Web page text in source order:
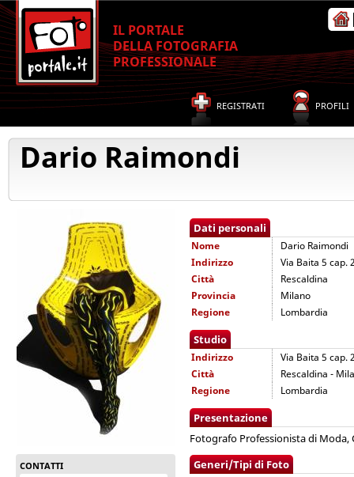
IL PORTALE
DELLA FOTOGRAFIA
PROFESSIONALE
REGISTRATI PROFILI
Dario Raimondi
CONTATTI
Dati personali
Nome
Dario Raimondi
Indirizzo
Via Baita 5 cap.
Città
Rescaldina
Provincia
Milano
Regione
Lombardia
Studio
Indirizzo
Via Baita 5 cap.
Città
Rescaldina -
Regione
Lombardia
Presentazione
Fotografo Professionista di Moda,
Generi/Tipi di Foto